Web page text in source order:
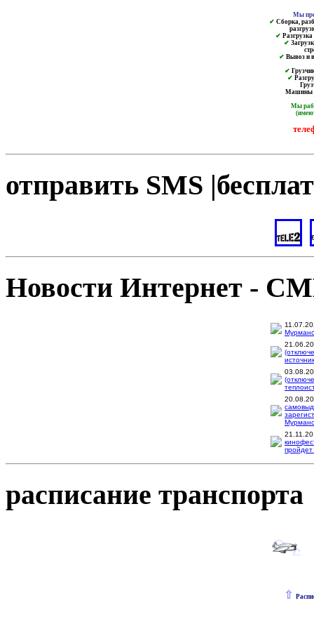
Мы
✔ Сборка,
✔ Разгрузка
✔
✔ Вывоз и
✔
✔
Машины
Мы
отправить SMS
Новости Интернет -
расписание транспорта
⇧